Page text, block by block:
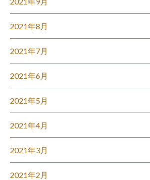
2021年8月
2021年7月
2021年6月
2021年5月
2021年4月
2021年3月
2021年2月